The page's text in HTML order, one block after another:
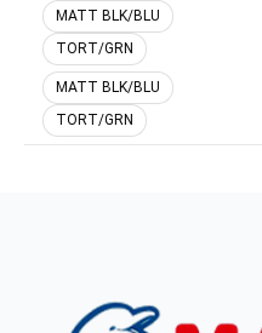
MATT BLK/BLU
TORT/GRN
MATT BLK/BLU
TORT/GRN